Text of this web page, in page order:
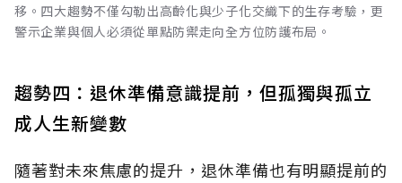
移。四大趨勢不僅勾勒出高齡化與少子化交織下的生存考驗，更
警示企業與個人必須從單點防禦走向全方位防護布局。
趨勢四：退休準備意識提前，但孤獨與孤立
成人生新變數
隨著對未來焦慮的提升，退休準備也有明顯提前的